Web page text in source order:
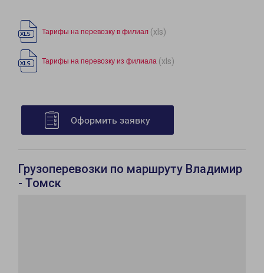
Тарифы на перевозку в филиал (xls)
Тарифы на перевозку из филиала (xls)
Оформить заявку
Грузоперевозки по маршруту Владимир
- Томск